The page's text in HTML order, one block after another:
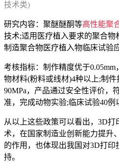
技术类)
研究内容：聚醚醚酮等高性能聚
技术;适用医疗植入要求的聚合
制造聚合物医疗植入物临床试验
考核指标：制作精度优于
物材料(粉料或线材)4种以上;制
90MPa，产品通过安全性评价，
准，完成动物实验;临床试验40例
从以上这些政策可以看出，3D
术，在国家制造业创新能力提升
的作用，也体现出我国对3D打印
持。